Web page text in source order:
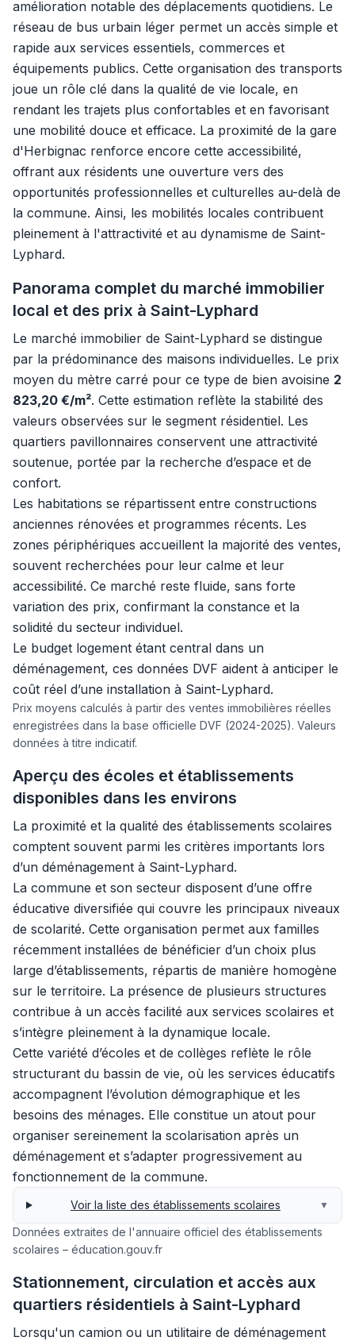
amélioration notable des déplacements quotidiens. Le
réseau de bus urbain léger permet un accès simple et
rapide aux services essentiels, commerces et
équipements publics. Cette organisation des transports
joue un rôle clé dans la qualité de vie locale, en
rendant les trajets plus confortables et en favorisant
une mobilité douce et efficace. La proximité de la gare
d'Herbignac renforce encore cette accessibilité,
offrant aux résidents une ouverture vers des
opportunités professionnelles et culturelles au-delà de
la commune. Ainsi, les mobilités locales contribuent
pleinement à l'attractivité et au dynamisme de Saint-
Lyphard.
Panorama complet du marché immobilier
local et des prix à Saint-Lyphard
Le marché immobilier de Saint-Lyphard se distingue
par la prédominance des maisons individuelles. Le prix
moyen du mètre carré pour ce type de bien avoisine 2
823,20 €/m². Cette estimation reflète la stabilité des
valeurs observées sur le segment résidentiel. Les
quartiers pavillonnaires conservent une attractivité
soutenue, portée par la recherche d’espace et de
confort.
Les habitations se répartissent entre constructions
anciennes rénovées et programmes récents. Les
zones périphériques accueillent la majorité des ventes,
souvent recherchées pour leur calme et leur
accessibilité. Ce marché reste fluide, sans forte
variation des prix, confirmant la constance et la
solidité du secteur individuel.
Le budget logement étant central dans un
déménagement, ces données DVF aident à anticiper le
coût réel d’une installation à Saint-Lyphard.
Prix moyens calculés à partir des ventes immobilières réelles
enregistrées dans la base officielle DVF (2024-2025). Valeurs
données à titre indicatif.
Aperçu des écoles et établissements
disponibles dans les environs
La proximité et la qualité des établissements scolaires
comptent souvent parmi les critères importants lors
d’un déménagement à Saint-Lyphard.
La commune et son secteur disposent d’une offre
éducative diversifiée qui couvre les principaux niveaux
de scolarité. Cette organisation permet aux familles
récemment installées de bénéficier d’un choix plus
large d’établissements, répartis de manière homogène
sur le territoire. La présence de plusieurs structures
contribue à un accès facilité aux services scolaires et
s’intègre pleinement à la dynamique locale.
Cette variété d’écoles et de collèges reflète le rôle
structurant du bassin de vie, où les services éducatifs
accompagnent l’évolution démographique et les
besoins des ménages. Elle constitue un atout pour
organiser sereinement la scolarisation après un
déménagement et s’adapter progressivement au
fonctionnement de la commune.
Voir la liste des établissements scolaires ▼
Données extraites de l'annuaire officiel des établissements
scolaires – éducation.gouv.fr
Stationnement, circulation et accès aux
quartiers résidentiels à Saint-Lyphard
Lorsqu'un camion ou un utilitaire de déménagement